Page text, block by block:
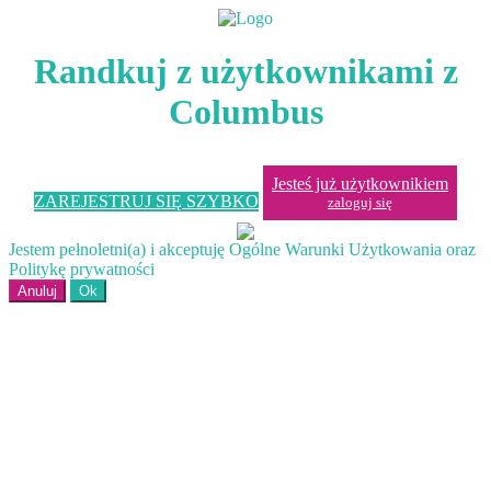
Randkuj z użytkownikami z
Columbus
ZAREJESTRUJ SIĘ SZYBKO
Jesteś już użytkownikiem
zaloguj się
Jestem pełnoletni(a) i akceptuję Ogólne Warunki Użytkowania oraz
Politykę prywatności
Anuluj Ok